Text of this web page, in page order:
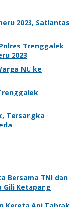
2023, Satlantas
Trenggalek
2023
NU ke
Tersangka
Bersama TNI dan
Gili Ketapang